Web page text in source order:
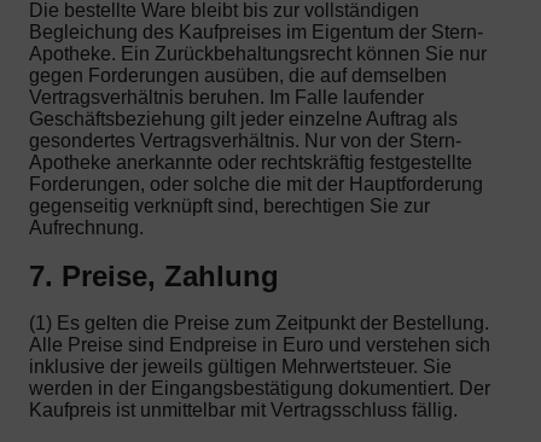
Die bestellte Ware bleibt bis zur vollständigen
Begleichung des Kaufpreises im Eigentum der Stern-
Apotheke. Ein Zurückbehaltungsrecht können Sie nur
gegen Forderungen ausüben, die auf demselben
Vertragsverhältnis beruhen. Im Falle laufender
Geschäftsbeziehung gilt jeder einzelne Auftrag als
gesondertes Vertragsverhältnis. Nur von der Stern-
Apotheke anerkannte oder rechtskräftig festgestellte
Forderungen, oder solche die mit der Hauptforderung
gegenseitig verknüpft sind, berechtigen Sie zur
Aufrechnung.
7. Preise, Zahlung
(1) Es gelten die Preise zum Zeitpunkt der Bestellung.
Alle Preise sind Endpreise in Euro und verstehen sich
inklusive der jeweils gültigen Mehrwertsteuer. Sie
werden in der Eingangsbestätigung dokumentiert. Der
Kaufpreis ist unmittelbar mit Vertragsschluss fällig.